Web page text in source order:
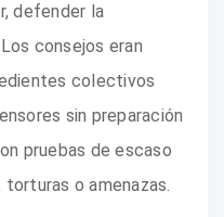
defender la
consejos eran
colectivos
sin preparación
pruebas de escaso
o amenazas.